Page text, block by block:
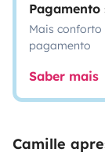
Pagamento
Mais
pagamento
Saber mais
Camille